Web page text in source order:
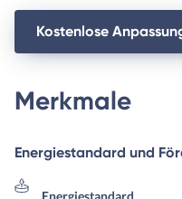
Kostenlose
Merkmale
Energiestandard und
Energiestandard